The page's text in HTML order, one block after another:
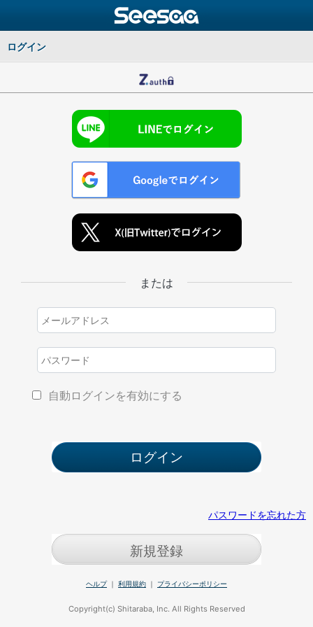
ログイン
または
自動ログインを有効にする
パスワードを忘れた方
新規登録
ヘルプ｜ 利用規約 ｜ プライバシーポリシー
Copyright(c) Shitaraba, Inc. All Rights Reserved